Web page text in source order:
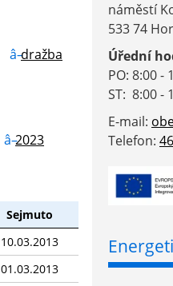
dražba
2023
Sejmuto
10.03.2013
01.03.2013
náměstí
533 74
Úřední
PO: 8:00 -
ST: 8:00 -
E-mail:
Telefon: